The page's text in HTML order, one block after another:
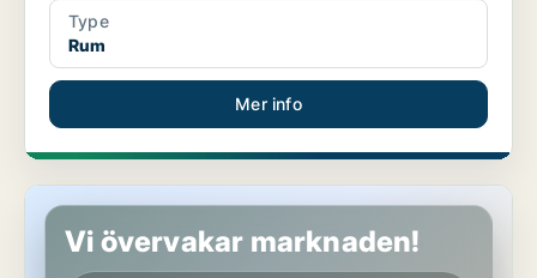
Type
Rum
Mer info
Rum i Göteborg
Vi övervakar marknaden!